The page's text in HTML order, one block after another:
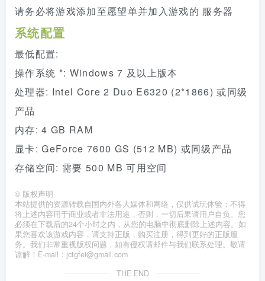
请务必将游戏添加至愿望单并加入游戏的 服务器
系统配置
最低配置:
操作系统 *: Windows 7 及以上版本
处理器: Intel Core 2 Duo E6320 (2*1866) 或同级
产品
内存: 4 GB RAM
显卡: GeForce 7600 GS (512 MB) 或同级产品
存储空间: 需要 500 MB 可用空间
© 版权声明
本站提供的资源转载自国内外各大媒体和网络，仅供试玩体验；不得
将上述内容用于商业或者非法用途，否则，一切后果请用户自负。您
必须在下载后的24个小时之内，从您的电脑中彻底删除上述内容。如
果您喜欢该游戏内容，请支持正版，购买注册，得到更好的正版服
务。我们非常重视版权问题，如有侵权请邮件与我们联系处理。敬请
谅解！E-mail：jctgfei@gmail.com
THE END